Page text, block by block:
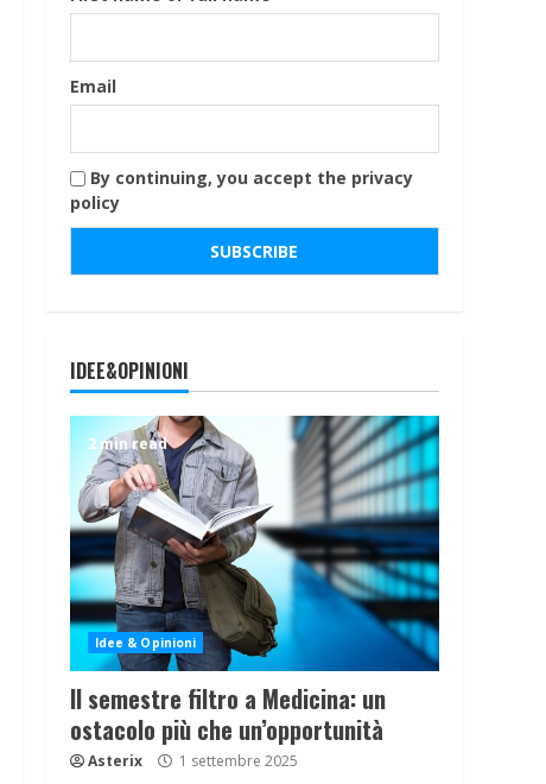
Email
By continuing, you accept the privacy
policy
IDEE&OPINIONI
2 min read
Idee & Opinioni
Il semestre filtro a Medicina: un
ostacolo più che un’opportunità
Asterix 1 settembre 2025